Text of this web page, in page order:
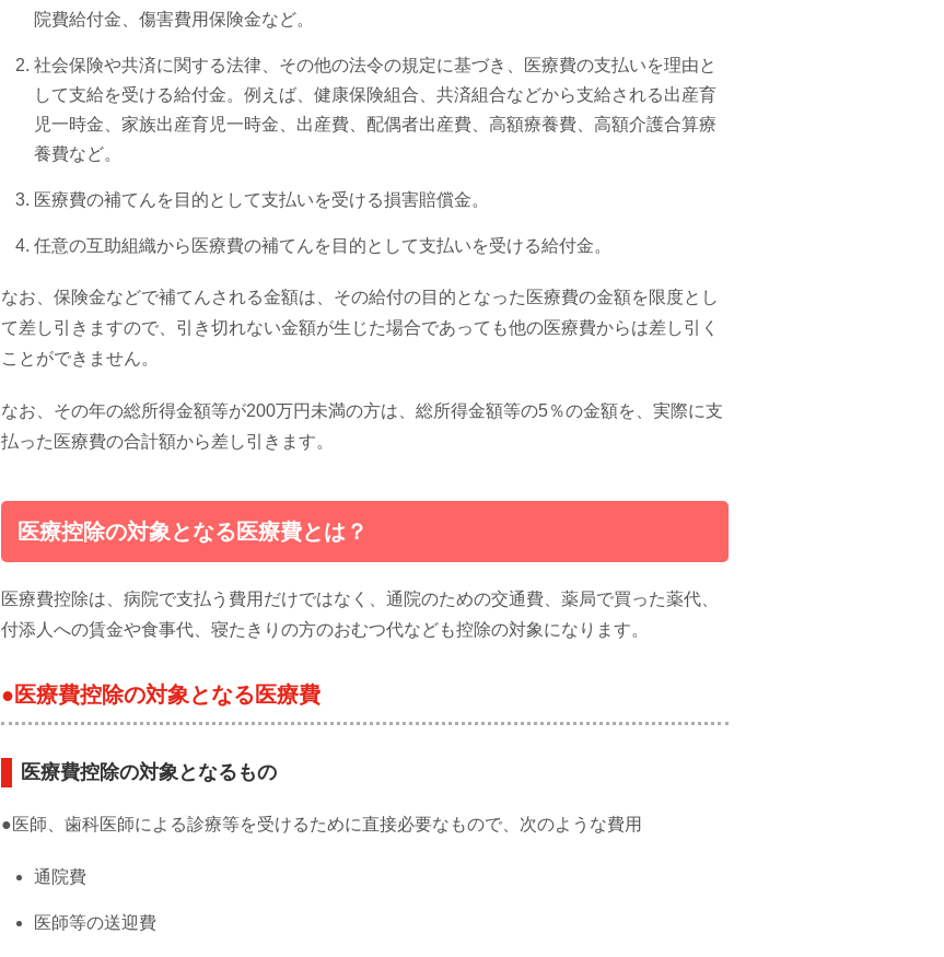
院費給付金、傷害費用保険金など。
社会保険や共済に関する法律、その他の法令の規定に基づき、医療費の支払いを理由と
して支給を受ける給付金。例えば、健康保険組合、共済組合などから支給される出産育
児一時金、家族出産育児一時金、出産費、配偶者出産費、高額療養費、高額介護合算療
養費など。
医療費の補てんを目的として支払いを受ける損害賠償金。
任意の互助組織から医療費の補てんを目的として支払いを受ける給付金。
なお、保険金などで補てんされる金額は、その給付の目的となった医療費の金額を限度とし
て差し引きますので、引き切れない金額が生じた場合であっても他の医療費からは差し引く
ことができません。
なお、その年の総所得金額等が200万円未満の方は、総所得金額等の5％の金額を、実際に支
払った医療費の合計額から差し引きます。
医療控除の対象となる医療費とは？
医療費控除は、病院で支払う費用だけではなく、通院のための交通費、薬局で買った薬代、
付添人への賃金や食事代、寝たきりの方のおむつ代なども控除の対象になります。
●医療費控除の対象となる医療費
医療費控除の対象となるもの
●医師、歯科医師による診療等を受けるために直接必要なもので、次のような費用
通院費
医師等の送迎費